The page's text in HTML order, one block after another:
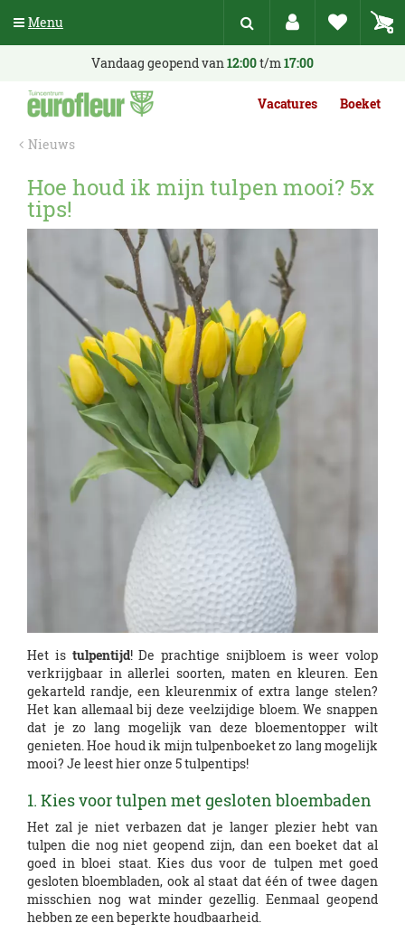
n
Nieuws
Vandaag geopend van12:00t/m17:00
Vacatures Boeket
Hoe houd ik mijn tulpen mooi? 5x
tips!
Het is tulpentijd! De prachtige snijbloem is weer volop
verkrijgbaar in allerlei soorten, maten en kleuren. Een
gekarteld randje, een kleurenmix of extra lange stelen?
Het kan allemaal bij deze veelzijdige bloem. We snappen
dat je zo lang mogelijk van deze bloementopper wilt
genieten. Hoe houd ik mijn tulpenboeket zo lang mogelijk
mooi? Je leest hier onze 5 tulpentips!
1. Kies voor tulpen met gesloten bloembaden
Het zal je niet verbazen dat je langer plezier hebt van
tulpen die nog niet geopend zijn, dan een boeket dat al
goed in bloei staat. Kies dus voor de tulpen met goed
gesloten bloembladen, ook al staat dat één of twee dagen
misschien nog wat minder gezellig. Eenmaal geopend
hebben ze een beperkte houdbaarheid.
Menu